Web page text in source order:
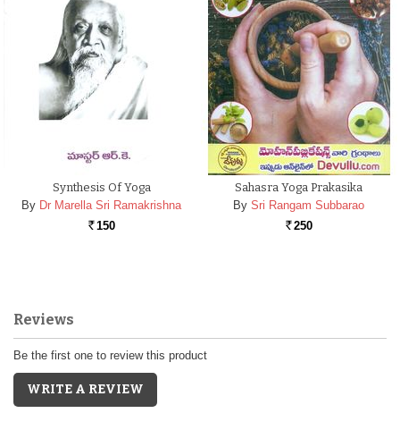
Synthesis Of Yoga
By Dr Marella Sri Ramakrishna
Rs. 150
Sahasra Yoga Prakasika
By Sri Rangam Subbarao
Rs. 250
Reviews
Be the first one to review this product
WRITE A REVIEW